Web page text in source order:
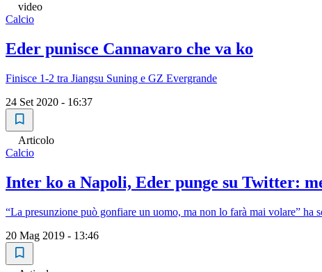
video
Calcio
Eder punisce Cannavaro che va ko
Finisce 1-2 tra Jiangsu Suning e GZ Evergrande
24 Set 2020 - 16:37
Articolo
Calcio
Inter ko a Napoli, Eder punge su Twitter:
“La presunzione può gonfiare un uomo, ma non lo farà mai volare” ha
20 Mag 2019 - 13:46